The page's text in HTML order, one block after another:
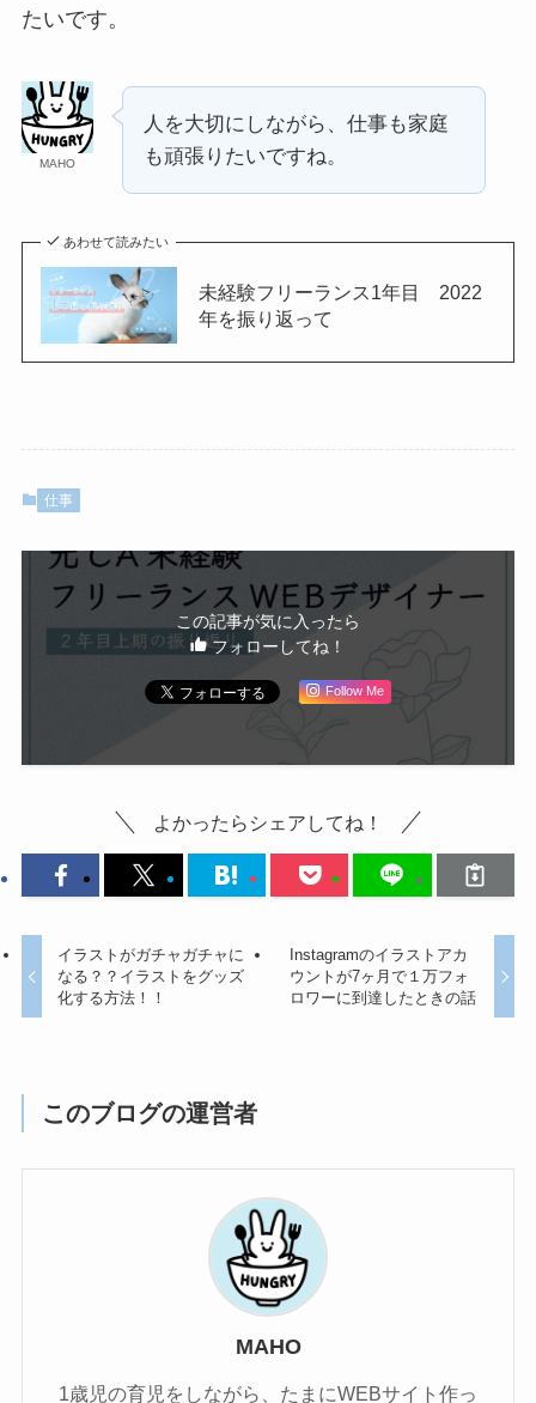
たいです。
MAHO
人を大切にしながら、仕事も家庭
も頑張りたいですね。
あわせて読みたい
未経験フリーランス1年目 2022
年を振り返って
仕事
この記事が気に入ったら
フォローしてね！
Follow Me
よかったらシェアしてね！
イラストがガチャガチャに
なる？？イラストをグッズ
化する方法！！
Instagramのイラストアカ
ウントが7ヶ月で１万フォ
ロワーに到達したときの話
このブログの運営者
MAHO
1歳児の育児をしながら、たまにWEBサイト作っ